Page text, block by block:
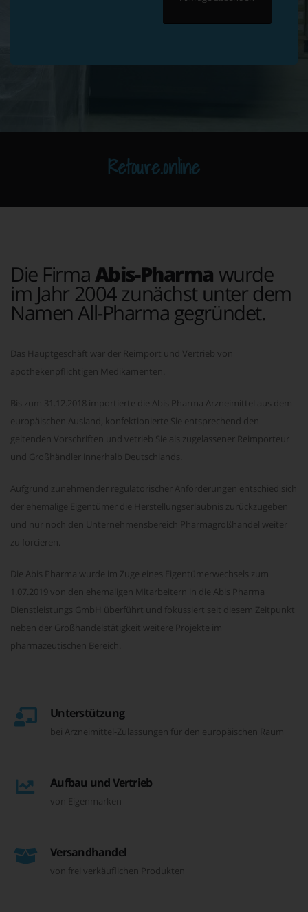
Retoure.online
Die Firma Abis-Pharma wurde
im Jahr 2004 zunächst unter dem
Namen All-Pharma gegründet.
Das Hauptgeschäft war der Reimport und Vertrieb von
apothekenpflichtigen Medikamenten.
Bis zum 31.12.2018 importierte die Abis Pharma Arzneimittel aus dem
europäischen Ausland, konfektionierte Sie entsprechend den
geltenden Vorschriften und vetrieb Sie als zugelassener Reimporteur
und Großhändler innerhalb Deutschlands.
Aufgrund zunehmender regulatorischer Anforderungen entschied sich
der ehemalige Eigentümer die Herstellungserlaubnis zurückzugeben
und nur noch den Unternehmensbereich Pharmagroßhandel weiter
zu forcieren.
Die Abis Pharma wurde im Zuge eines Eigentümerwechsels zum
1.07.2019 von den ehemaligen Mitarbeitern in die Abis Pharma
Dienstleistungs GmbH überführt und fokussiert seit diesem Zeitpunkt
neben der Großhandelstätigkeit weitere Projekte im
pharmazeutischen Bereich.
Unterstützung
bei Arzneimittel-Zulassungen für den europäischen Raum
Aufbau und Vertrieb
von Eigenmarken
Versandhandel
von frei verkäuflichen Produkten